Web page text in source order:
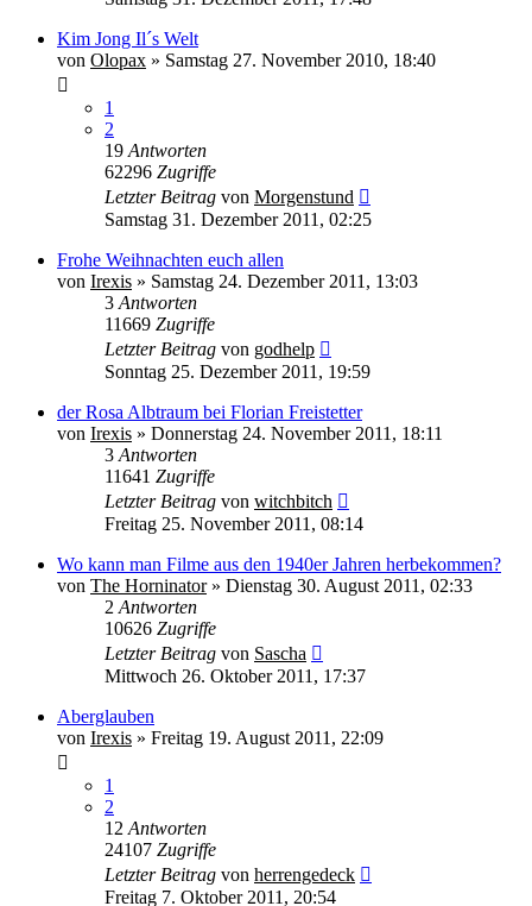
Kim Jong Il´s Welt
von Olopax » Samstag 27. November 2010, 18:40
1
2
19 Antworten
62296 Zugriffe
Letzter Beitrag von Morgenstund
Samstag 31. Dezember 2011, 02:25
Frohe Weihnachten euch allen
von Irexis » Samstag 24. Dezember 2011, 13:03
3 Antworten
11669 Zugriffe
Letzter Beitrag von godhelp
Sonntag 25. Dezember 2011, 19:59
der Rosa Albtraum bei Florian Freistetter
von Irexis » Donnerstag 24. November 2011, 18:11
3 Antworten
11641 Zugriffe
Letzter Beitrag von witchbitch
Freitag 25. November 2011, 08:14
Wo kann man Filme aus den 1940er Jahren herbekommen?
von The Horninator» Dienstag 30. August 2011, 02:33
2 Antworten
10626 Zugriffe
Letzter Beitrag von Sascha
Mittwoch 26. Oktober 2011, 17:37
Aberglauben
von Irexis » Freitag 19. August 2011, 22:09
1
2
12 Antworten
24107 Zugriffe
Letzter Beitrag von herrengedeck
Freitag 7. Oktober 2011, 20:54